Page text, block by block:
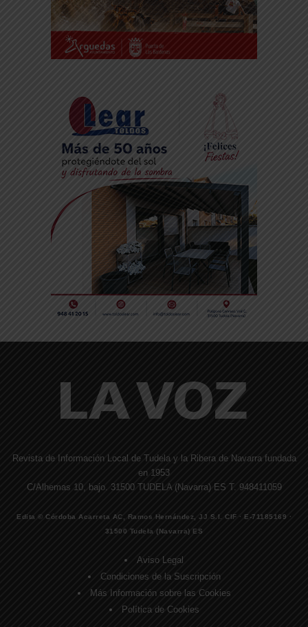
Revista de Información Local de Tudela y la Ribera de Navarra fundada
en 1953
C/Alhemas 10, bajo. 31500 TUDELA (Navarra) ES T. 948411059
Edita © Córdoba Acarreta AC, Ramos Hernández, JJ S.I. CIF · E-71185169 ·
31500 Tudela (Navarra) ES
Aviso Legal
Condiciones de la Suscripción
Más Información sobre las Cookies
Política de Cookies